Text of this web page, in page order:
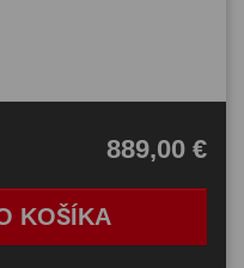
KOŠÍKA
889,00 €